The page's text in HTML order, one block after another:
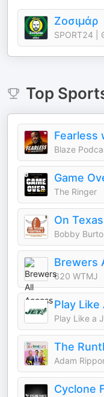
Ζοσιμάρ
SPORT24 |
Top
Fearless
Blaze
The Ringer
On
Bobby
Brewers
620 WTMJ
Play
Play Like a
The
Cyclone